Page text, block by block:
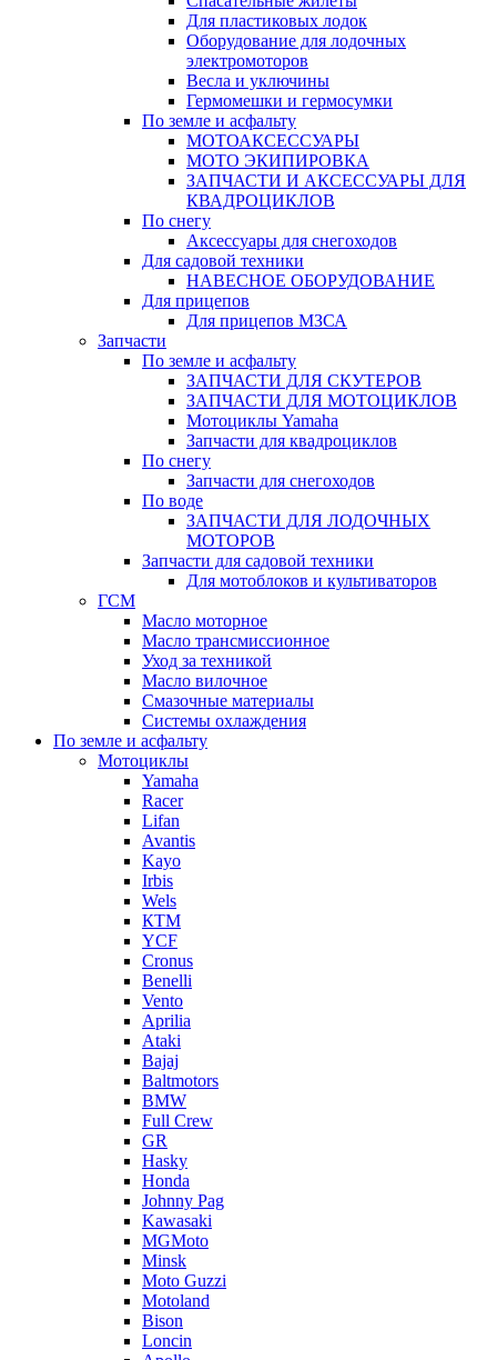
Для пластиковых лодок
Оборудование для лодочных
электромоторов
Весла и уключины
Гермомешки и гермосумки
По земле и асфальту
МОТОАКСЕССУАРЫ
МОТО ЭКИПИРОВКА
ЗАПЧАСТИ И АКСЕССУАРЫ ДЛЯ
КВАДРОЦИКЛОВ
По снегу
Аксессуары для снегоходов
Для садовой техники
НАВЕСНОЕ ОБОРУДОВАНИЕ
Для прицепов
Для прицепов МЗСА
Запчасти
По земле и асфальту
ЗАПЧАСТИ ДЛЯ СКУТЕРОВ
ЗАПЧАСТИ ДЛЯ МОТОЦИКЛОВ
Мотоциклы Yamaha
Запчасти для квадроциклов
По снегу
Запчасти для снегоходов
По воде
ЗАПЧАСТИ ДЛЯ ЛОДОЧНЫХ
МОТОРОВ
Запчасти для садовой техники
Для мотоблоков и культиваторов
ГСМ
Масло моторное
Масло трансмиссионное
Уход за техникой
Масло вилочное
Смазочные материалы
Системы охлаждения
По земле и асфальту
Мотоциклы
Yamaha
Racer
Lifan
Avantis
Kayo
Irbis
Wels
КТМ
YCF
Cronus
Benelli
Vento
Aprilia
Ataki
Bajaj
Baltmotors
BMW
Full Crew
GR
Hasky
Honda
Johnny Pag
Kawasaki
MGMoto
Minsk
Moto Guzzi
Motoland
Bison
Loncin